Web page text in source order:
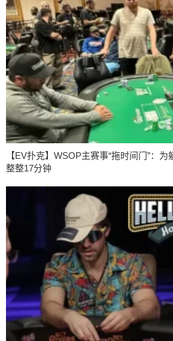
【EV扑克】WSOP主赛事“拖时间门”：
整整17分钟